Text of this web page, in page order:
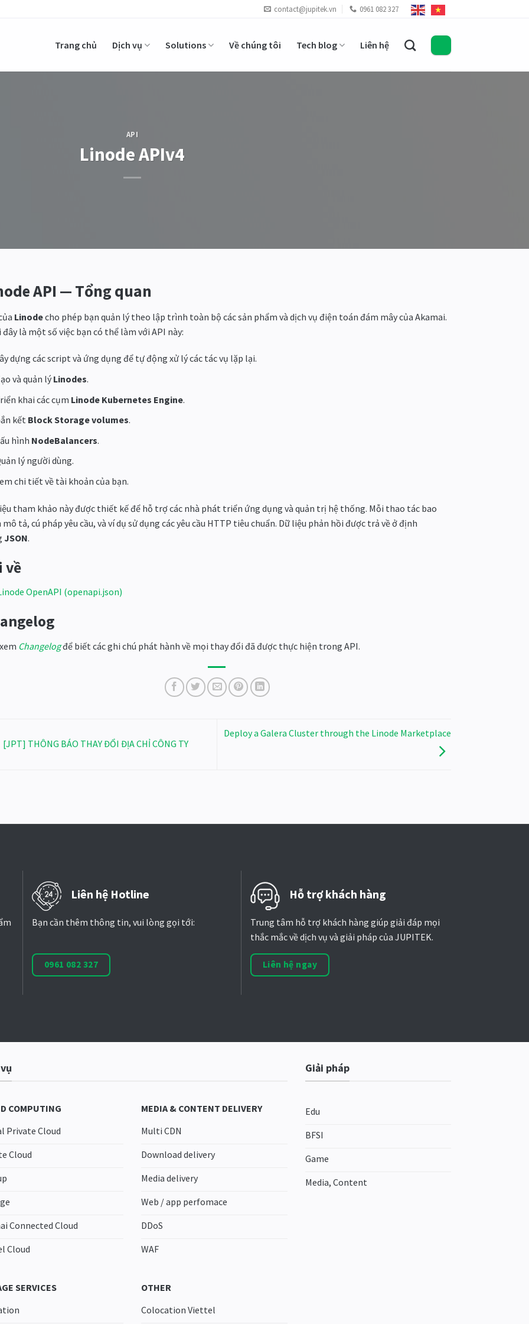
contact@jupitek.vn 0961 082 327
Trang chủ Dịch vụ Solutions Về chúng tôi Tech blog Liên hệ
API
Linode APIv4
API — Tổng quan
Linodecho phép bạn quản lý theo lập trình toàn bộ các sản phẩm và dịch vụ điện toán đám mây của Akamai.
đây là một số việc bạn có thể làm với API này:
dựng các script và ứng dụng để tự động xử lý các tác vụ lặp lại.
và quản lý Linodes.
khai các cụm Linode Kubernetes Engine.
kếtBlock Storage volumes.
hình NodeBalancers.
lý người dùng.
chi tiết về tài khoản của bạn.
tham khảo này được thiết kế để hỗ trợ các nhà phát triển ứng dụng và quản trị hệ thống. Mỗi thao tác bao
tả, cú pháp yêu cầu, và ví dụ sử dụng các yêu cầu HTTP tiêu chuẩn. Dữ liệu phản hồi được trả về ở định
JSON.
về
OpenAPI (openapi.json)
Changelogđể biết các ghi chú phát hành về mọi thay đổi đã được thực hiện trong API.
[JPT] THÔNG BÁO THAY ĐỔI ĐỊA CHỈ CÔNG TY
Deploy a Galera Cluster through the Linode Marketplace
Liên hệ Hotline
Bạn cần thêm thông tin, vui lòng gọi tới:
0961 082 327
Hỗ trợ khách hàng
Trung tâm hỗ trợ khách hàng giúp giải đáp mọi
thắc mắc về dịch vụ và giải pháp của JUPITEK.
Liên hệ ngay
COMPUTING
Private Cloud
Cloud
Connected Cloud
Cloud
MEDIA & CONTENT DELIVERY
Multi CDN
Download delivery
Media delivery
Web / app perfomace
DDoS
WAF
SERVICES
OTHER
Colocation Viettel
Giải pháp
Edu
BFSI
Game
Media, Content